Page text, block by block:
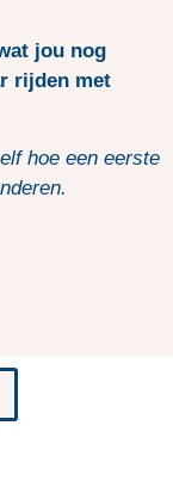
jou nog
rijden met
hoe een eerste